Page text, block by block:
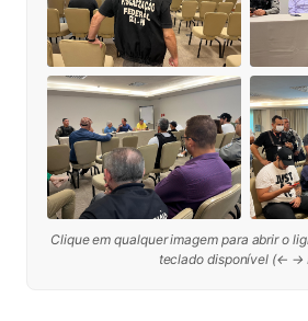
Clique em qualquer imagem para abrir o
teclado disponível (← →